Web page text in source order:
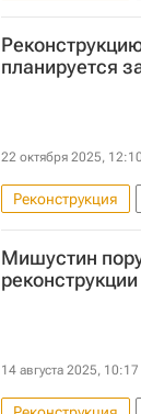
Социальная
планируется
22 октября 2025, 12:10
Реконструкция
Спортивные
Мишустин
14 августа 2025, 10:17